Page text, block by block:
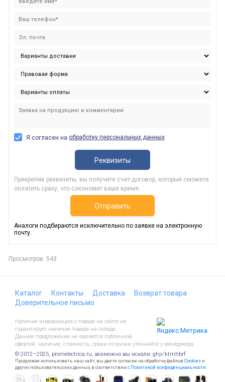
Я согласен на обработку персональных данных
Реквизиты
Прикрепив реквизиты, вы получите счет-договор, который сможете
оплатить сразу, что сэкономит ваше время.
Отправить
Аналоги подбираются исключительно по заявке на электронную
почту.
Просмотров: 543
Каталог Контакты Доставка
Возврат товара
Доверительное письмо
Наличие информации о товаре на сайте не
гарантирует наличие товара на складе.
Данное предложение не является публичной
офертой, наличие, стоимость, сроки отгрузки уточняйте у менеджера.
© 2012—2025, promelectrica.ru, возможно вы искали: ghjv'ktrnhbrf
Продолжая использовать наш сайт, вы даете согласие на обработку файлов Cookies и
других пользовательских данных, в соответствии с Политикой конфиденциальности.